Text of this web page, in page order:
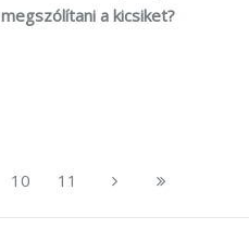
a kicsiket?
10 11